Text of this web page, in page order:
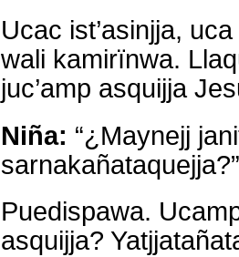
Ucac ist’asinjja,
wali kamirïnwa.
juc’amp asquijja
Niña: “¿Maynejj
sarnakañataquejja?”
Puedispawa.
asquijja?